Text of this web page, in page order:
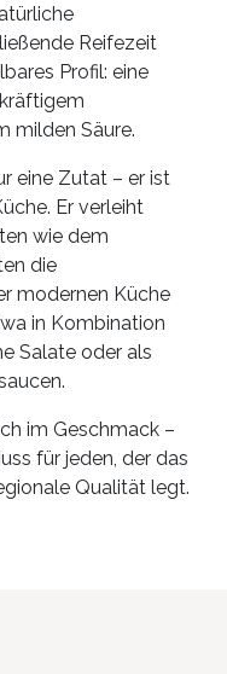
Reifezeit
Profil: eine
milden Säure.
eine Zutat – er ist
Er verleiht
wie dem
die
modernen Küche
in Kombination
Salate oder als
im Geschmack –
für jeden, der das
Qualität legt.